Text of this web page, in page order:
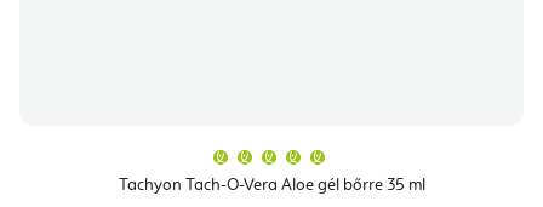
Tachyon Tach-O-Vera Aloe gél bőrre 35 ml
átlagos
értékelése